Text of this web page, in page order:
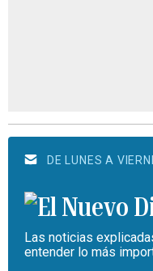
DE LUNES A
Las noticias
entender lo más